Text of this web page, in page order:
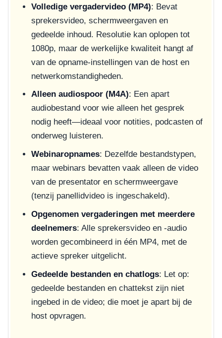
Volledige vergadervideo (MP4): Bevat
sprekersvideo, schermweergaven en
gedeelde inhoud. Resolutie kan oplopen tot
1080p, maar de werkelijke kwaliteit hangt af
van de opname-instellingen van de host en
netwerkomstandigheden.
Alleen audiospoor (M4A): Een apart
audiobestand voor wie alleen het gesprek
nodig heeft—ideaal voor notities, podcasten of
onderweg luisteren.
Webinaropnames: Dezelfde bestandstypen,
maar webinars bevatten vaak alleen de video
van de presentator en schermweergave
(tenzij panellidvideo is ingeschakeld).
Opgenomen vergaderingen met meerdere
deelnemers: Alle sprekersvideo en -audio
worden gecombineerd in één MP4, met de
actieve spreker uitgelicht.
Gedeelde bestanden en chatlogs: Let op:
gedeelde bestanden en chattekst zijn niet
ingebed in de video; die moet je apart bij de
host opvragen.